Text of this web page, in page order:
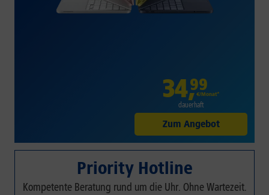
34,99
€/Monat*
dauerhaft
Zum Angebot
Priority Hotline
Kompetente Beratung rund um die Uhr. Ohne Wartezeit.